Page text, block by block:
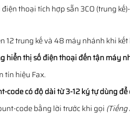
thoại tích hợp sẵn 3CO (trung
12 trung kế và 48 máy nhánh khi
hiển thị số điện thoại đến tận máy
tín hiệu Fax.
code có độ dài từ 3-12 ký tự dùng
code bằng lời trước khi gọi